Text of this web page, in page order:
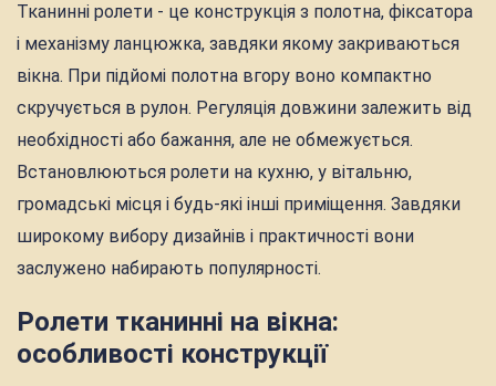
Тканинні ролети - це конструкція з полотна, фіксатора
і механізму ланцюжка, завдяки якому закриваються
вікна. При підйомі полотна вгору воно компактно
скручується в рулон. Регуляція довжини залежить від
необхідності або бажання, але не обмежується.
Встановлюються ролети на кухню, у вітальню,
громадські місця і будь-які інші приміщення. Завдяки
широкому вибору дизайнів і практичності вони
заслужено набирають популярності.
Ролети тканинні на вікна:
особливості конструкції